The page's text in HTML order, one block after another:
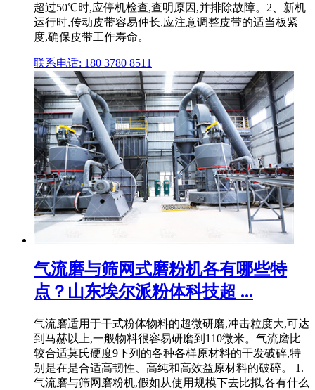
超过50℃时,应停机检查,查明原因,并排除故障。2、新机
运行时,传动皮带容易仲长,应注意调整皮带的适当板紧
度,确保皮带工作寿命。
联系电话: 180 3780 8511
气流磨与筛网式磨粉机各有哪些特
点？山东埃尔派粉体科技超 ...
气流磨适用于干式粉体物料的超微研磨,冲击粒度大,可达
到马赫以上,一般物料很容易研磨到110微米。气流磨比
较合适莫氏硬度9下列的各种各样原材料的干发破碎,特
别是在是合适高韧性、高纯和高效益原材料的破碎。 1.
气流磨与筛网磨粉机,假如从使用规模下去比拟,各有什么